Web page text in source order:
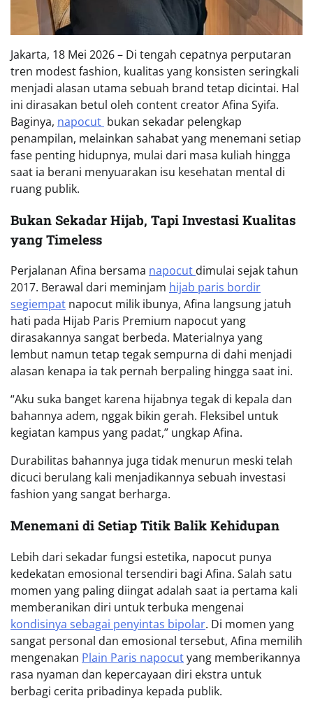
Jakarta, 18 Mei 2026 – Di tengah cepatnya perputaran
tren modest fashion, kualitas yang konsisten seringkali
menjadi alasan utama sebuah brand tetap dicintai. Hal
ini dirasakan betul oleh content creator Afina Syifa.
Baginya, napocut bukan sekadar pelengkap
penampilan, melainkan sahabat yang menemani setiap
fase penting hidupnya, mulai dari masa kuliah hingga
saat ia berani menyuarakan isu kesehatan mental di
ruang publik.
Bukan Sekadar Hijab, Tapi Investasi Kualitas
yang Timeless
Perjalanan Afina bersama napocut dimulai sejak tahun
2017. Berawal dari meminjam hijab paris bordir
segiempat napocut milik ibunya, Afina langsung jatuh
hati pada Hijab Paris Premium napocut yang
dirasakannya sangat berbeda. Materialnya yang
lembut namun tetap tegak sempurna di dahi menjadi
alasan kenapa ia tak pernah berpaling hingga saat ini.
“Aku suka banget karena hijabnya tegak di kepala dan
bahannya adem, nggak bikin gerah. Fleksibel untuk
kegiatan kampus yang padat,” ungkap Afina.
Durabilitas bahannya juga tidak menurun meski telah
dicuci berulang kali menjadikannya sebuah investasi
fashion yang sangat berharga.
Menemani di Setiap Titik Balik Kehidupan
Lebih dari sekadar fungsi estetika, napocut punya
kedekatan emosional tersendiri bagi Afina. Salah satu
momen yang paling diingat adalah saat ia pertama kali
memberanikan diri untuk terbuka mengenai
kondisinya sebagai penyintas bipolar. Di momen yang
sangat personal dan emosional tersebut, Afina memilih
mengenakan Plain Paris napocutyang memberikannya
rasa nyaman dan kepercayaan diri ekstra untuk
berbagi cerita pribadinya kepada publik.